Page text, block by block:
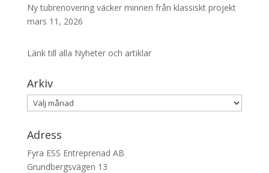
Ny tubrenovering väcker minnen från klassiskt projekt
mars 11, 2026
Länk till alla Nyheter och artiklar
Arkiv
Arkiv
Adress
Fyra ESS Entreprenad AB
Grundbergsvägen 13